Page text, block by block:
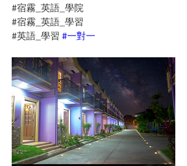
#宿霧_英語_學院
#宿霧_英語_學習
#英語_學習 #一對一